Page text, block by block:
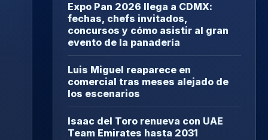
Expo Pan 2026 llega a CDMX:
fechas, chefs invitados,
concursos y cómo asistir al gran
evento de la panadería
Luis Miguel reaparece en
comercial tras meses alejado de
los escenarios
Isaac del Toro renueva con UAE
Team Emirates hasta 2031